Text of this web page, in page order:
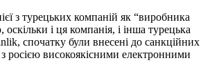
з турецьких компаній як “виробника
оскільки і ця компанія, і інша турецька
спочатку були внесені до санкційних
з росією високоякісними електронними